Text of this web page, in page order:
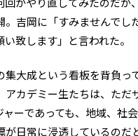
吉岡に「すみませんでし
致します」と言われた。
大成という看板を背負っ
アカデミー生たちは、た
ーであっても、地域、社
日常に浸透しているのだ